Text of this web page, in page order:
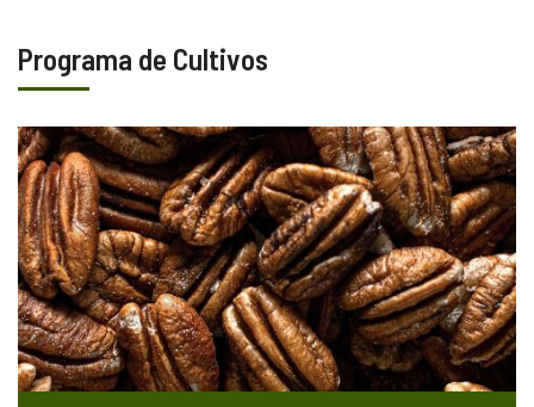
Programa de Cultivos